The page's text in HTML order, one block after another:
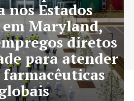
nos Estados
Maryland,
diretos
para atender